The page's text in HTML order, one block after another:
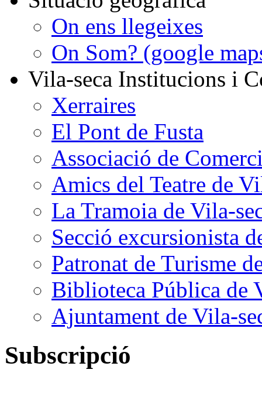
On ens llegeixes
On Som? (google
Vila-seca Institucions i
Xerraires
El Pont de Fusta
Associació de
Amics del Teatre de
La Tramoia de Vila-
Secció excursionista
Patronat de Turisme
Biblioteca Pública de
Ajuntament de Vila-
Subscripció